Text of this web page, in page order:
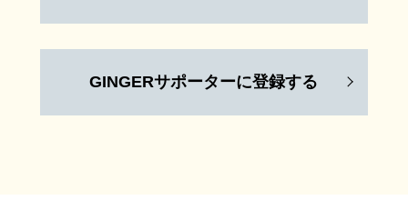
GINGERサポーターに登録する